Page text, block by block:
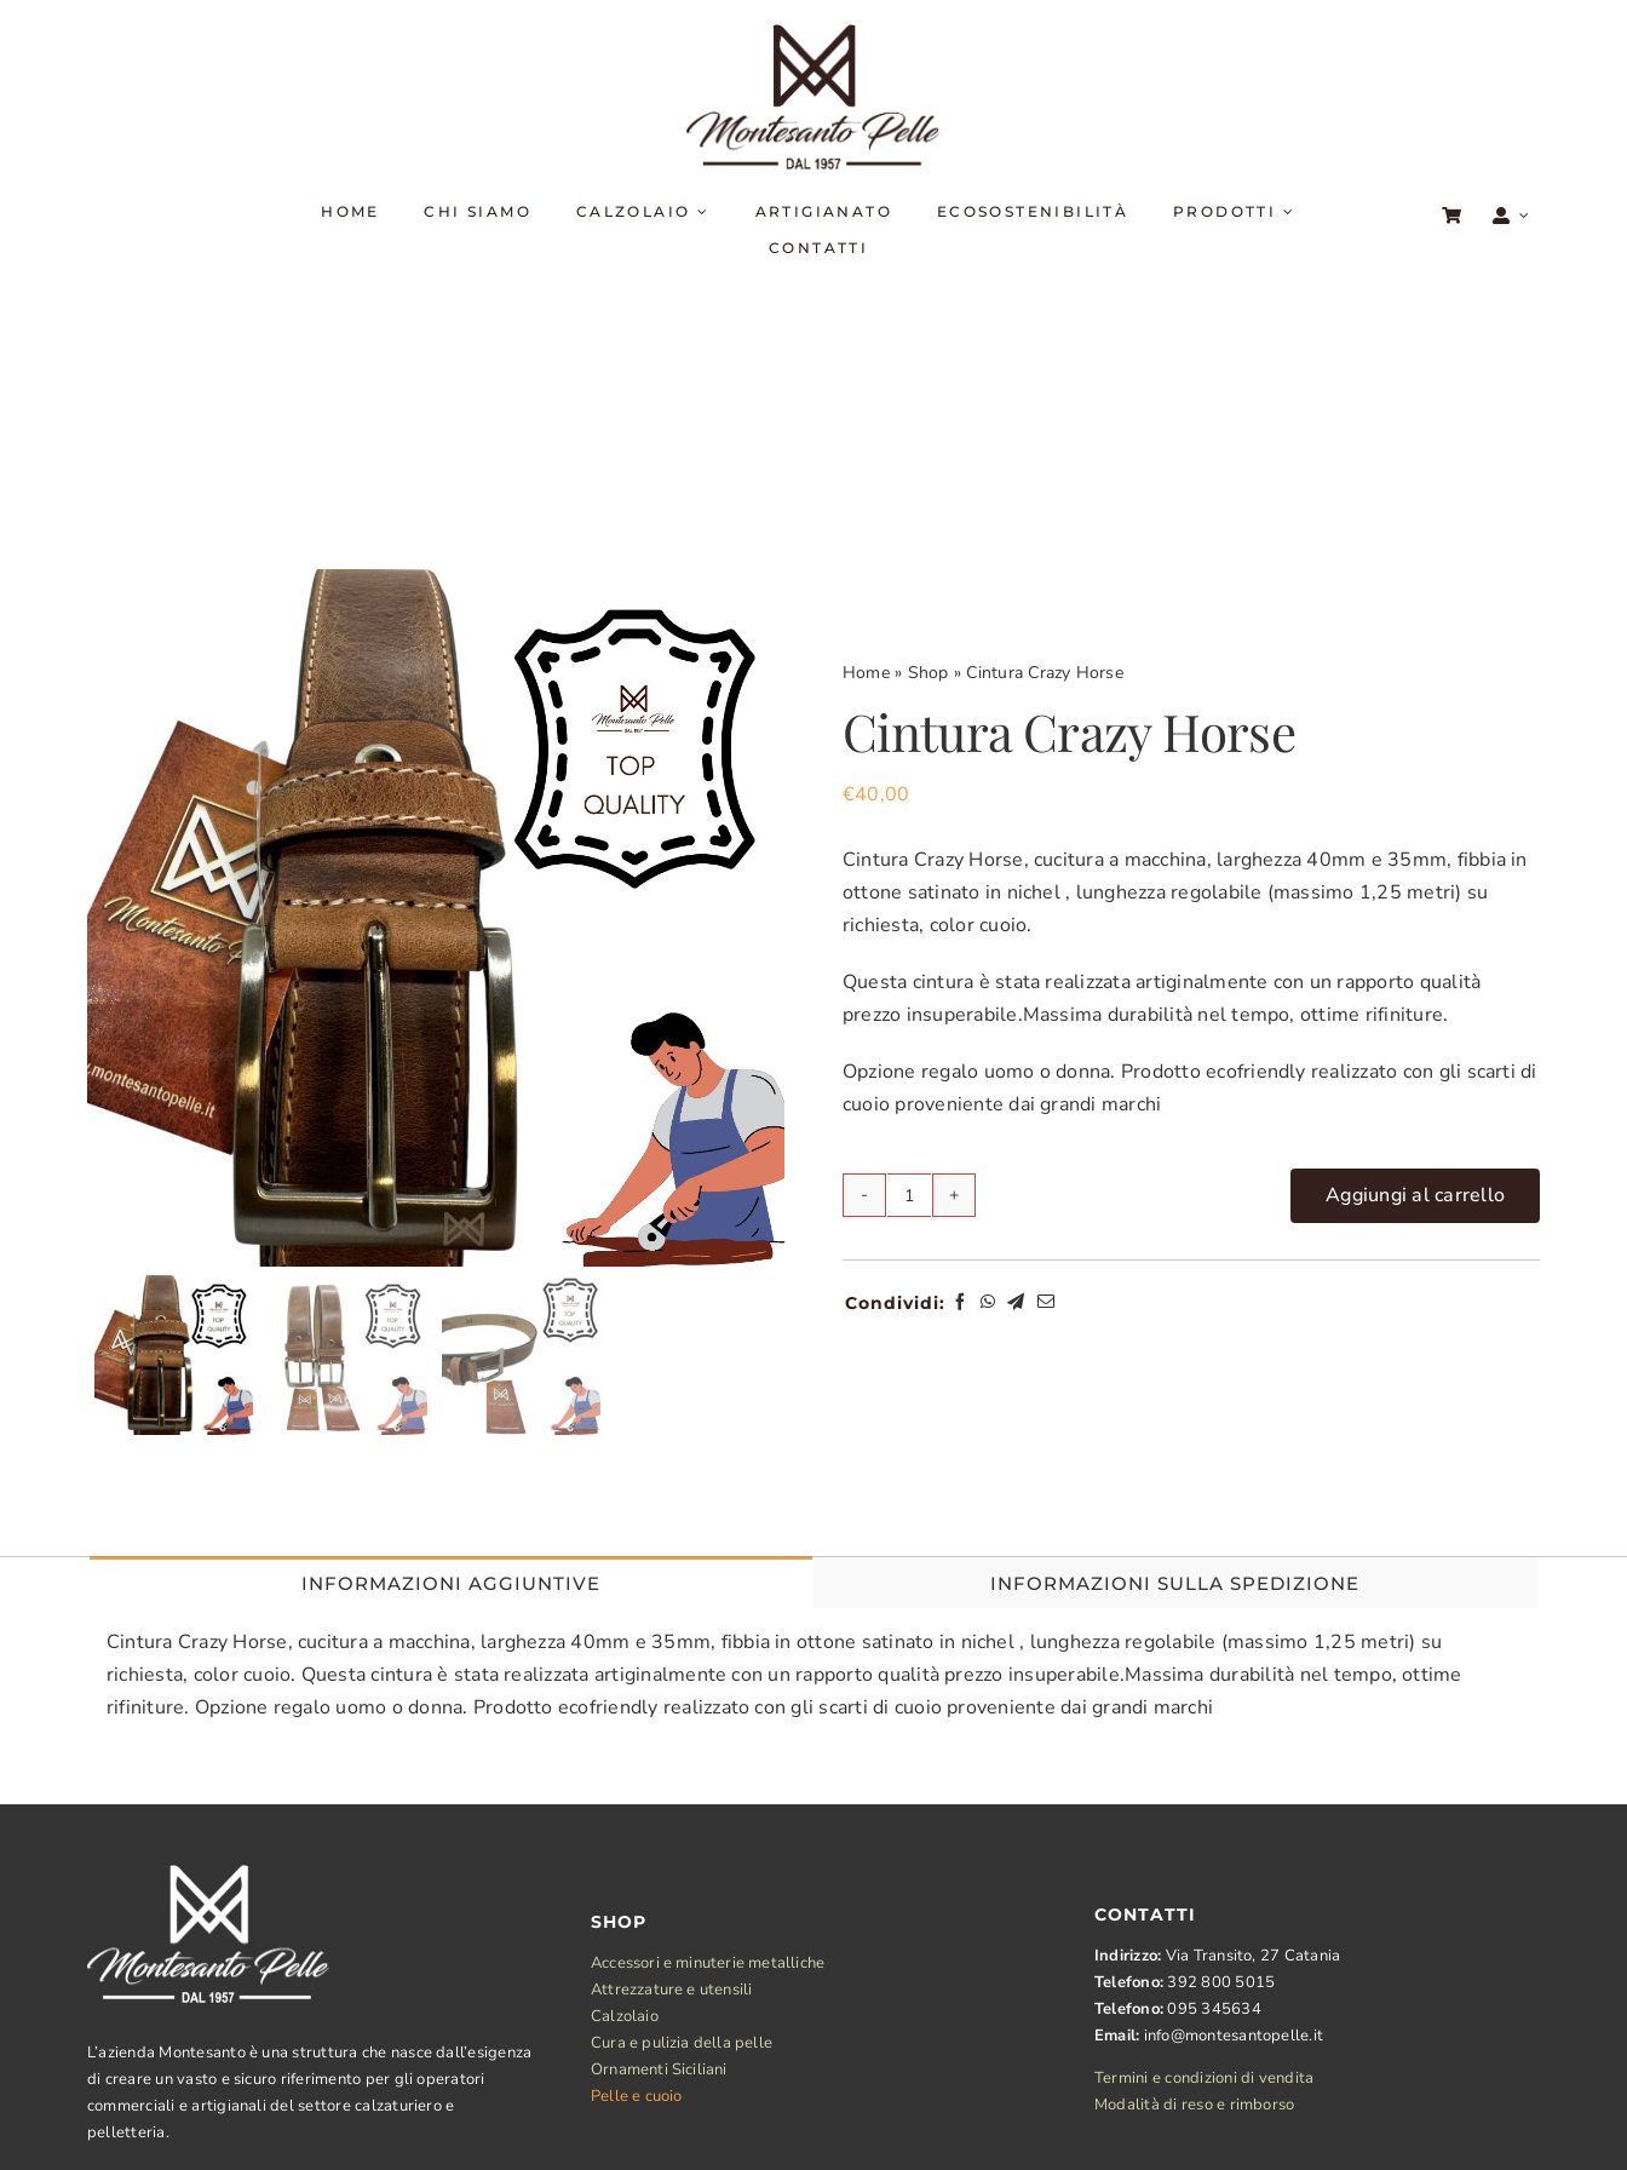
HOME CHI SIAMO CALZOLAIO ARTIGIANATO ECOSOSTENIBILITÀ
PRODOTTI
CONTATTI
Home» Shop » Cintura Crazy Horse
Cintura Crazy Horse
€40,00
Cintura Crazy Horse, cucitura a macchina, larghezza 40mm e 35mm, fibbia in
ottone satinato in nichel , lunghezza regolabile (massimo 1,25 metri) su
richiesta, color cuoio.
Questa cintura è stata realizzata artiginalmente con un rapporto qualità
prezzo insuperabile.Massima durabilità nel tempo, ottime rifiniture.
Opzione regalo uomo o donna. Prodotto ecofriendly realizzato con gli scarti di
cuoio proveniente dai grandi marchi
Cintura
quantità
Aggiungi al carrello
Condividi:
INFORMAZIONI AGGIUNTIVE INFORMAZIONI SULLA SPEDIZIONE
Cintura Crazy Horse, cucitura a macchina, larghezza 40mm e 35mm, fibbia in ottone satinato in nichel , lunghezza regolabile (massimo 1,25 metri) su
richiesta, color cuoio. Questa cintura è stata realizzata artiginalmente con un rapporto qualità prezzo insuperabile.Massima durabilità nel tempo, ottime
rifiniture. Opzione regalo uomo o donna. Prodotto ecofriendly realizzato con gli scarti di cuoio proveniente dai grandi marchi
L’azienda Montesanto è una struttura che nasce dall’esigenza
di creare un vasto e sicuro riferimento per gli operatori
commerciali e artigianali del settore calzaturiero e
pelletteria.
SHOP
Accessori e minuterie metalliche
Attrezzature e utensili
Calzolaio
Cura e pulizia della pelle
Ornamenti Siciliani
Pelle e cuoio
CONTATTI
Indirizzo: Via Transito, 27 Catania
Telefono: 392 800 5015
Telefono:095 345634
Email: info@montesantopelle.it
Termini e condizioni di vendita
Modalità di reso e rimborso